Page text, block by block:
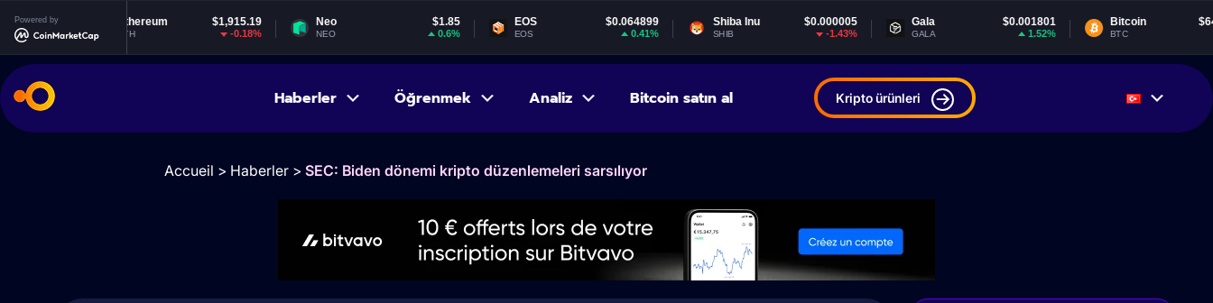
Powered byEthereum $1,915.19
ETH
Neo
NEO
EOS $0.064899
EOS
Shiba Inu $0.000005
SHIB
Gala $0.001801
GALA
Bitcoin $64,765.57
BTC
Haberler Öğrenmek Analiz Bitcoin satın al Kripto ürünleri
Accueil > Haberler > SEC: Biden dönemi kripto düzenlemeleri sarsılıyor